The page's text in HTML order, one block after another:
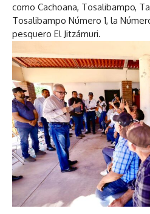
como Cachoana, Tosalibampo,
Tosalibampo Número 1, la
pesquero El Jitzámuri.